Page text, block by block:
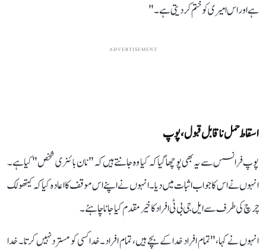
ہے اور اس امیری کو ختم کردیتی ہے۔"
ADVERTISEMENT
اسقاط حمل ناقابل قبول، پوپ
پوپ فرانسس سے یہ بھی پوچھا گیا کہ کیا وہ جانتے ہیں کہ "نان بائنری شخص" کیا ہے۔
انہوں نے اس کا جواب اثبات میں دیا۔ انہوں نے اپنے اس موقف کا اعادہ کیا کہ کیتھولک
چرچ کی طرف سے ایل جی بی ٹی افراد کا خیر مقدم کیا جانا چاہئے۔
انہوں نے کہا، "تمام افراد خدا کے بچے ہیں، تمام افراد۔ خدا کسی کو مسترد نہیں کرتا۔ خدا